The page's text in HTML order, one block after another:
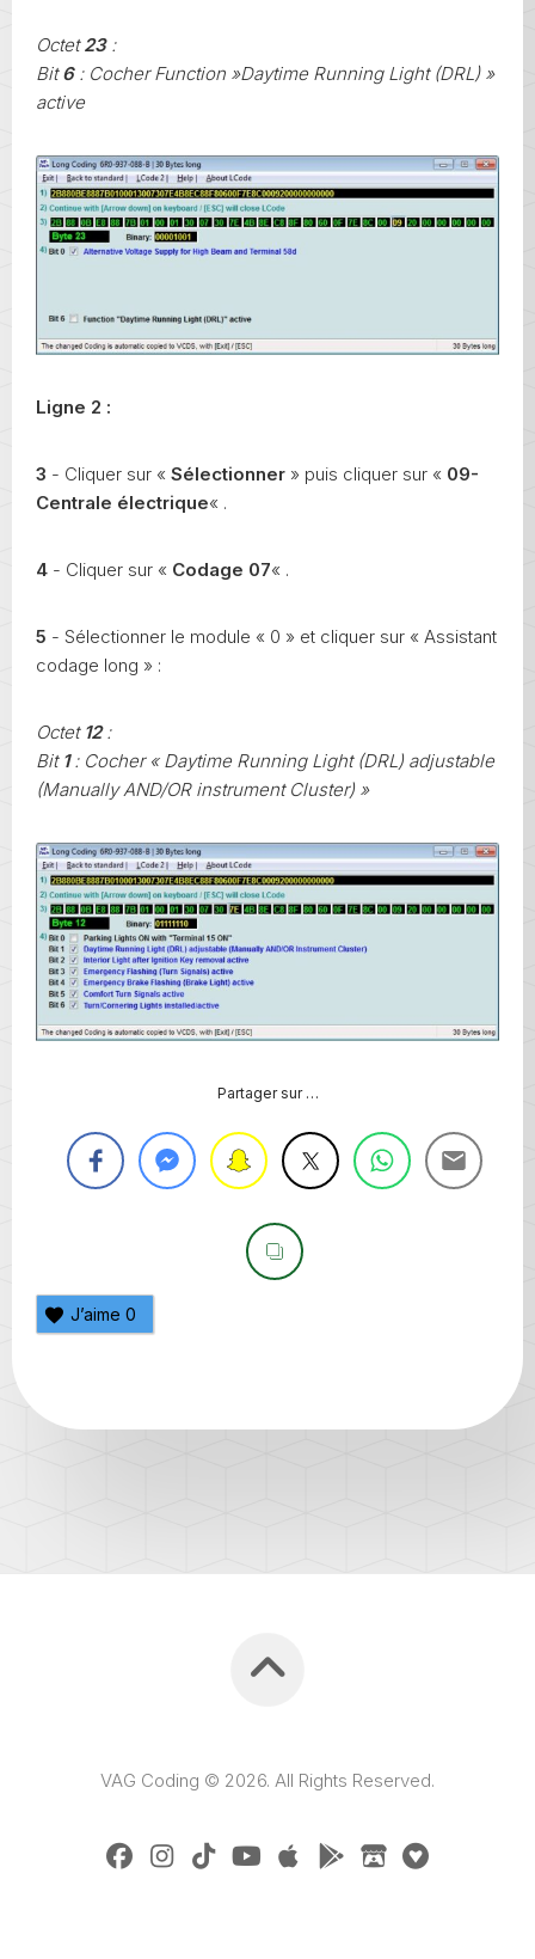
Octet23:
Bit6 : Cocher Function »Daytime Running Light (DRL) »
active
Ligne 2 :
3 - Cliquer sur « Sélectionner » puis cliquer sur « 09-
Centrale électrique« .
4 - Cliquer sur « Codage 07« .
5 - Sélectionner le module « 0 » et cliquer sur « Assistant
codage long » :
Octet 12 :
Bit 1: Cocher « Daytime Running Light (DRL) adjustable
(Manually AND/OR instrument Cluster) »
Partager sur …
J’aime 0
VAG Coding © 2026. All Rights Reserved.